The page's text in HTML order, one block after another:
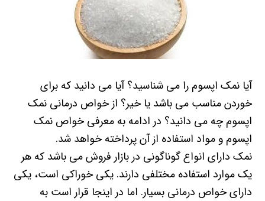
آیا نمک اپسوم را می شناسید؟ آیا می دانید که برای
خوردن مناسب می باشد یا خیر؟ از خواص درمانی نمک
اپسوم چه می دانید؟ در ادامه به معرفی خواص نمک
اپسوم و مواد استفاده از آن پرداخته خواهد شد.
نمک دارای انواع گوناگونی در بازار فروش می باشد که هر
یک موارد استفاده مختلفی دارند. یکی خوراکی است، یکی
دارای خواص درمانی بسیار. اما در اینجا قرار است به